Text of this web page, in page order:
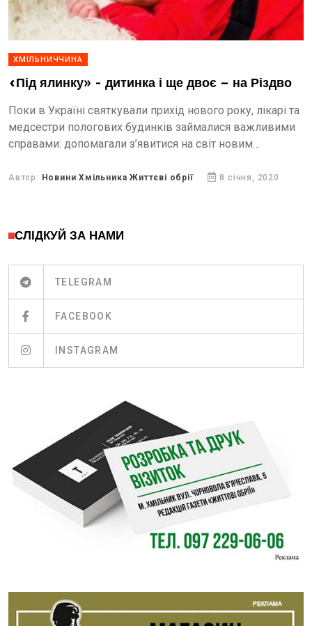
ХМІЛЬНИЧЧИНА
«Під ялинку» - дитинка і ще двоє – на Різдво
Поки в Україні святкували прихід нового року, лікарі та
медсестри пологових будинків займалися важливими
справами: допомагали з’явитися на світ новим
відділенні Хмільницької...
Автор: Новини Хмільника Життєві обрії 8 січня, 2020
СЛІДКУЙ ЗА НАМИ
TELEGRAM
FACEBOOK
INSTAGRAM